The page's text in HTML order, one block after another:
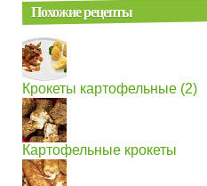
Похожие рецепты
Крокеты картофельные (2)
Картофельные крокеты